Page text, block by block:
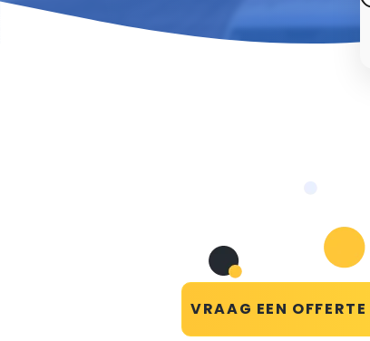
VRAAG EEN